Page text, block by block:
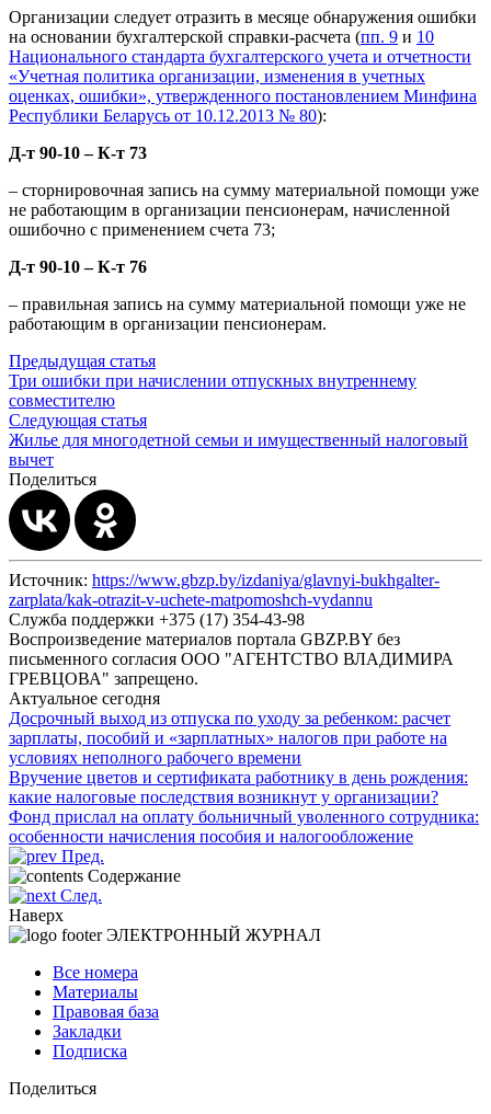
Организации следует отразить в месяце обнаружения ошибки
на основании бухгалтерской справки-расчета (пп. 9 и 10
Национального стандарта бухгалтерского учета и отчетности
«Учетная политика организации, изменения в учетных
оценках, ошибки», утвержденного постановлением Минфина
Республики Беларусь от 10.12.2013 № 80):
Д-т 90-10 – К-т 73
– сторнировочная запись на сумму материальной помощи уже
не работающим в организации пенсионерам, начисленной
ошибочно с применением счета 73;
Д-т 90-10 – К-т 76
– правильная запись на сумму материальной помощи уже не
работающим в организации пенсионерам.
Предыдущая статья
Три ошибки при начислении отпускных внутреннему
совместителю
Следующая статья
Жилье для многодетной семьи и имущественный налоговый
вычет
Поделиться
Источник: https://www.gbzp.by/izdaniya/glavnyi-bukhgalter-
zarplata/kak-otrazit-v-uchete-matpomoshch-vydannu
Служба поддержки +375 (17) 354-43-98
Воспроизведение материалов портала GBZP.BY без
письменного согласия OOO "АГЕНТСТВО ВЛАДИМИРА
ГРЕВЦОВА" запрещено.
Актуальное сегодня
Досрочный выход из отпуска по уходу за ребенком: расчет
зарплаты, пособий и «зарплатных» налогов при работе на
условиях неполного рабочего времени
Вручение цветов и сертификата работнику в день рождения:
какие налоговые последствия возникнут у организации?
Фонд прислал на оплату больничный уволенного сотрудника:
особенности начисления пособия и налогообложение
Пред.
Содержание
След.
Наверх
ЭЛЕКТРОННЫЙ ЖУРНАЛ
Все номера
Материалы
Правовая база
Закладки
Подписка
Поделиться